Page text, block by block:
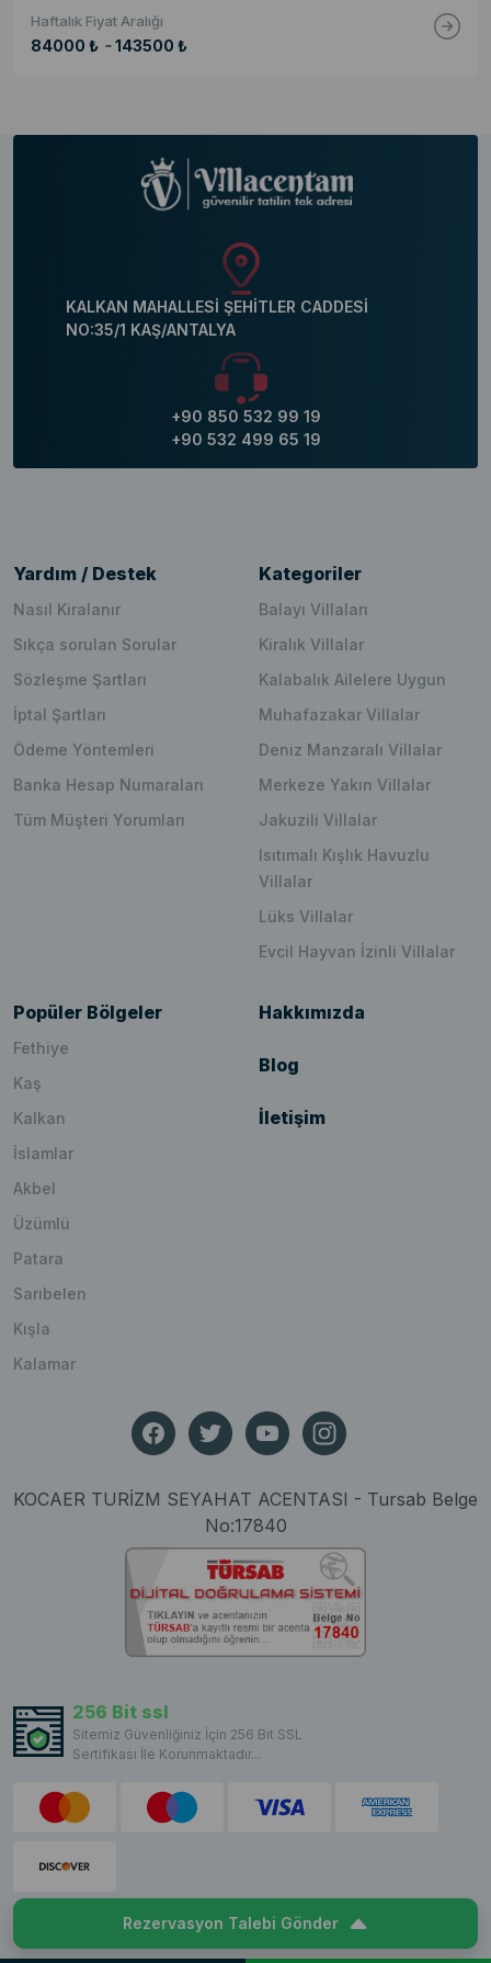
Haftalık Fiyat Aralığı
84000 ₺ - 143500 ₺
Rezervasyon Talebi Gönder
KALKAN MAHALLESİ ŞEHİTLER CADDESİ
NO:35/1 KAŞ/ANTALYA
+90 850 532 99 19
+90 532 499 65 19
Yardım / Destek
Nasıl Kiralanır
Sıkça sorulan Sorular
Sözleşme Şartları
İptal Şartları
Ödeme Yöntemleri
Banka Hesap Numaraları
Tüm Müşteri Yorumları
Kategoriler
Balayı Villaları
Kiralık Villalar
Kalabalık Ailelere Uygun
Muhafazakar Villalar
Deniz Manzaralı Villalar
Merkeze Yakın Villalar
Jakuzili Villalar
Isıtımalı Kışlık Havuzlu
Villalar
Lüks Villalar
Evcil Hayvan İzinli Villalar
Popüler Bölgeler
Fethiye
Kaş
Kalkan
İslamlar
Akbel
Üzümlü
Patara
Sarıbelen
Kışla
Kalamar
Hakkımızda
Blog
İletişim
KOCAER TURİZM SEYAHAT ACENTASI - Tursab Belge
No:17840
256 Bit ssl
Sitemiz Güvenliğiniz İçin 256 Bit SSL
Sertifikası İle Korunmaktadır...
Copyright © 2023 VillaCentam. All rights reserved.